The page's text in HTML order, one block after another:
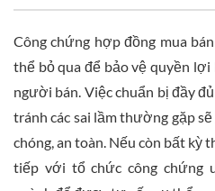
Công chứng hợp đồng mua
thể bỏ qua để bảo vệ quyền
người bán. Việc chuẩn bị đầy
tránh các sai lầm thường gặp
chóng, an toàn. Nếu còn bất kỳ
tiếp với tổ chức công chứng